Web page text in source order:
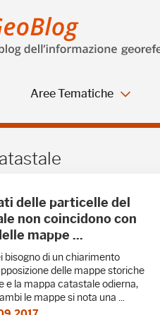
Aree Tematiche
-
delle particelle del
non coincidono con
mappe ...
bisogno di un chiarimento
delle mappe storiche
e la mappa catastale odierna,
le mappe si nota una ...